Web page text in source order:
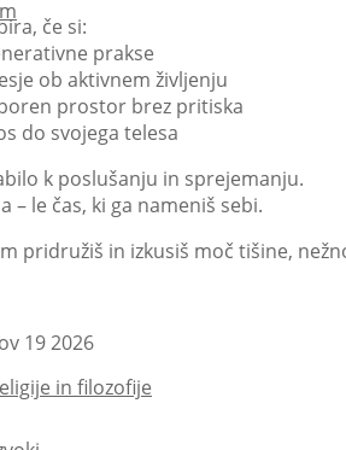
in filozofije
če si:
prakse
ob aktivnem življenju
prostor brez pritiska
do svojega telesa
k poslušanju in sprejemanju.
– le čas, ki ga nameniš sebi.
pridružiš in izkusiš moč tišine,
19 2026